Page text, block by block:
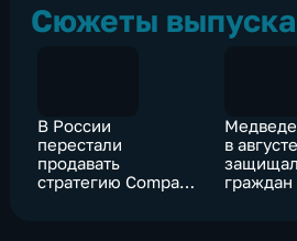
Сюжеты выпуска
В России
перестали
продавать
стратегию Company
в
граждан